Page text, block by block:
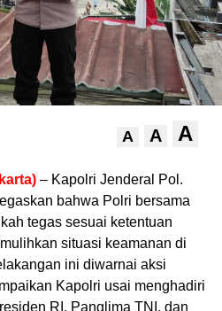
A A A
– Kapolri Jenderal Pol.
bahwa Polri bersama
tegas sesuai ketentuan
situasi keamanan di
ini diwarnai aksi
Kapolri usai menghadiri
RI, Panglima TNI, dan